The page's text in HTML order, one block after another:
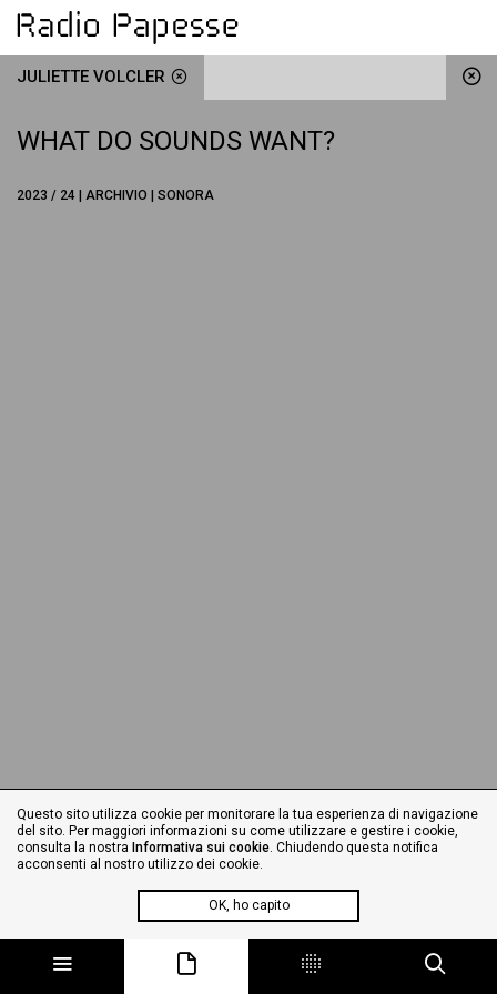
JULIETTE VOLCLER
WHAT DO SOUNDS WANT?
2023 / 24 | ARCHIVIO | SONORA
Questo sito utilizza cookie per monitorare la tua esperienza di navigazione
del sito. Per maggiori informazioni su come utilizzare e gestire i cookie,
consulta la nostra Informativa sui cookie. Chiudendo questa notifica
acconsenti al nostro utilizzo dei cookie.
OK, ho capito